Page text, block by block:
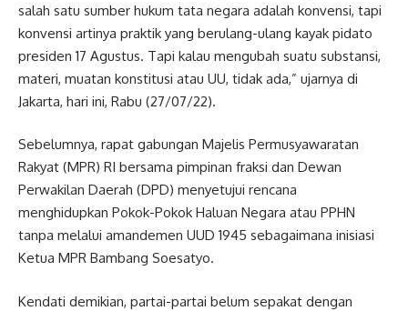
salah satu sumber hukum tata negara adalah konvensi, tapi
konvensi artinya praktik yang berulang-ulang kayak pidato
presiden 17 Agustus. Tapi kalau mengubah suatu substansi,
materi, muatan konstitusi atau UU, tidak ada,” ujarnya di
Jakarta, hari ini, Rabu (27/07/22).
Sebelumnya, rapat gabungan Majelis Permusyawaratan
Rakyat (MPR) RI bersama pimpinan fraksi dan Dewan
Perwakilan Daerah (DPD) menyetujui rencana
menghidupkan Pokok-Pokok Haluan Negara atau PPHN
tanpa melalui amandemen UUD 1945 sebagaimana inisiasi
Ketua MPR Bambang Soesatyo.
Kendati demikian, partai-partai belum sepakat dengan